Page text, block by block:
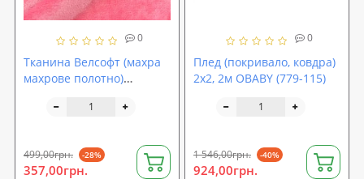
0
Тканина Велсофт (махра
махрове полотно)
260г/м2 ширина 210см
499,00грн. -28%
357,00грн.
0
Плед (покривало, ковдра)
2х2, 2м OBABY (779-115)
1 546,00грн. -40%
924,00грн.